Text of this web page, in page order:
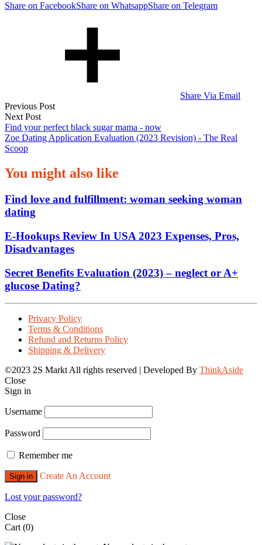
Share on FacebookShare on WhatsappShare on Telegram
Share Via Email
Post
navigation
Previous Post
Next Post
Find your perfect black sugar mama - now
Zoe Dating Application Evaluation (2023 Revision) - The Real
Scoop
You might also like
Find love and fulfillment: woman seeking woman
dating
E-Hookups Review In USA 2023 Expenses, Pros,
Disadvantages
Secret Benefits Evaluation (2023) – neglect or A+
glucose Dating?
Privacy Policy
Terms & Conditions
Refund and Returns Policy
Shipping & Delivery
©2023 2S Markt All rights reserved | Developed By ThinkAside
Close
Sign in
Username
Password
Remember me
Sign in Create An Account
Lost your password?
Close
Cart (0)